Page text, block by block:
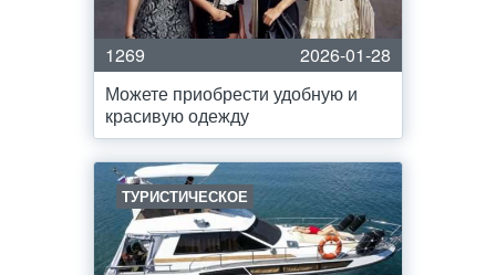
1269
2026-01-28
Можете приобрести удобную и
красивую одежду
ТУРИСТИЧЕСКОЕ